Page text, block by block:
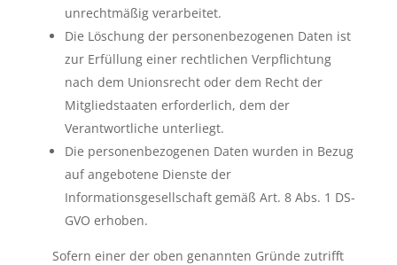
unrechtmäßig verarbeitet.
Die Löschung der personenbezogenen Daten ist
zur Erfüllung einer rechtlichen Verpflichtung
nach dem Unionsrecht oder dem Recht der
Mitgliedstaaten erforderlich, dem der
Verantwortliche unterliegt.
Die personenbezogenen Daten wurden in Bezug
auf angebotene Dienste der
Informationsgesellschaft gemäß Art. 8 Abs. 1 DS-
GVO erhoben.
Sofern einer der oben genannten Gründe zutrifft